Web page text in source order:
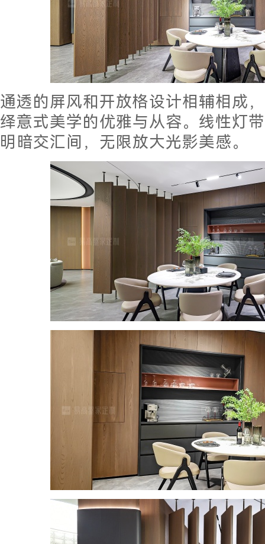
通透的屏风和开放格设计相辅相成
绎意式美学的优雅与从容。线性灯
明暗交汇间，无限放大光影美感。